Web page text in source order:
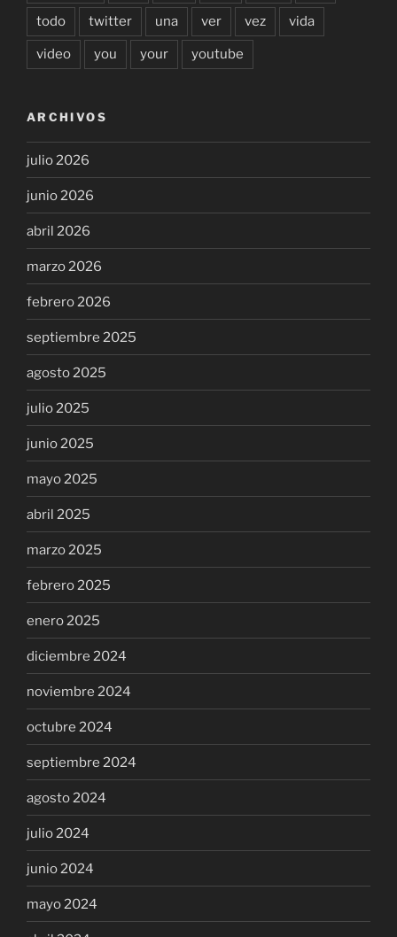
todo twitter una ver vez vida
video you your youtube
ARCHIVOS
julio 2026
junio 2026
abril 2026
marzo 2026
febrero 2026
septiembre 2025
agosto 2025
julio 2025
junio 2025
mayo 2025
abril 2025
marzo 2025
febrero 2025
enero 2025
diciembre 2024
noviembre 2024
octubre 2024
septiembre 2024
agosto 2024
julio 2024
junio 2024
mayo 2024